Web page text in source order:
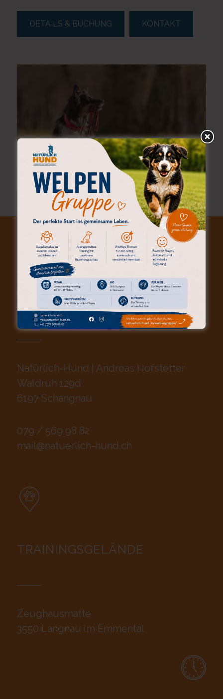
DETAILS & BUCHUNG KONTAKT
KONTAKT (POSTANSCHRIFT)
Natürlich-Hund | Andreas Hofstetter
Waldruh 129d
6197 Schangnau
079 / 569 98 82
mail@natuerlich-hund.ch
TRAININGSGELÄNDE
Zeughausmatte
3550 Langnau im Emmental